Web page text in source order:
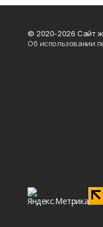
© 2020-2026 Сайт
Об использовании